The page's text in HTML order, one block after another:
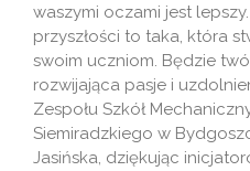
waszymi oczami jest
przyszłości to taka, która
swoim uczniom. Będzie
rozwijająca pasje i
Zespołu Szkół
Siemiradzkiego w
Jasińska, dziękując